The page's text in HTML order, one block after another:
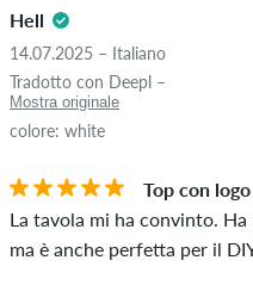
Le recensioni con contenuti
che violano la legge
contenenti spam e
pubblicate. La valutazione a
media di tutte le valutazioni.
Se la recensione è di una
acquistato questo articolo,
verde accanto al nome con
5.0
STELLE
Hell
14.07.2025 – Italiano
Tradotto con Deepl –
Mostra originale
colore: white
Top con logo
La tavola mi ha convinto.
ma è anche perfetta per il